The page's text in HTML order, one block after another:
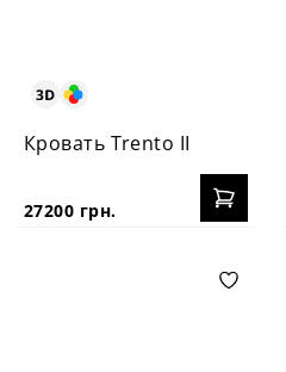
Кровать Trento II
27200 грн.